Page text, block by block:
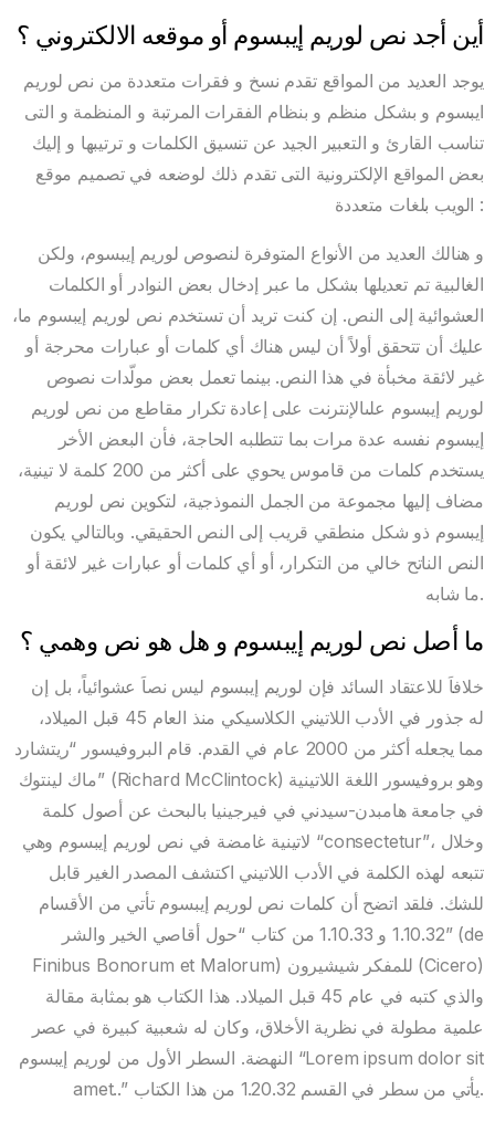
أين أجد نص لوريم إيبسوم أو موقعه الالكتروني ؟
يوجد العديد من المواقع تقدم نسخ و فقرات متعددة من نص لوريم
ايبسوم و بشكل منظم و بنظام الفقرات المرتبة و المنظمة و التى
تناسب القارئ و التعبير الجيد عن تنسيق الكلمات و ترتيبها و إليك
بعض المواقع الإلكترونية التى تقدم ذلك لوضعه في تصميم موقع
الويب بلغات متعددة :
و هنالك العديد من الأنواع المتوفرة لنصوص لوريم إيبسوم، ولكن
الغالبية تم تعديلها بشكل ما عبر إدخال بعض النوادر أو الكلمات
العشوائية إلى النص. إن كنت تريد أن تستخدم نص لوريم إيبسوم ما،
عليك أن تتحقق أولاً أن ليس هناك أي كلمات أو عبارات محرجة أو
غير لائقة مخبأة في هذا النص. بينما تعمل بعض مولّدات نصوص
لوريم إيبسوم علىالإنترنت على إعادة تكرار مقاطع من نص لوريم
إيبسوم نفسه عدة مرات بما تتطلبه الحاجة، فأن البعض الأخر
يستخدم كلمات من قاموس يحوي على أكثر من 200 كلمة لا تينية،
مضاف إليها مجموعة من الجمل النموذجية، لتكوين نص لوريم
إيبسوم ذو شكل منطقي قريب إلى النص الحقيقي. وبالتالي يكون
النص الناتح خالي من التكرار، أو أي كلمات أو عبارات غير لائقة أو
ما شابه.
ما أصل نص لوريم إيبسوم و هل هو نص وهمي ؟
خلافاَ للاعتقاد السائد فإن لوريم إيبسوم ليس نصاَ عشوائياً، بل إن
له جذور في الأدب اللاتيني الكلاسيكي منذ العام 45 قبل الميلاد،
مما يجعله أكثر من 2000 عام في القدم. قام البروفيسور “ريتشارد
ماك لينتوك” (Richard McClintock) وهو بروفيسور اللغة اللاتينية
في جامعة هامبدن-سيدني في فيرجينيا بالبحث عن أصول كلمة
لاتينية غامضة في نص لوريم إيبسوم وهي “consectetur”، وخلال
تتبعه لهذه الكلمة في الأدب اللاتيني اكتشف المصدر الغير قابل
للشك. فلقد اتضح أن كلمات نص لوريم إيبسوم تأتي من الأقسام
1.10.32 و 1.10.33 من كتاب “حول أقاصي الخير والشر” (de
Finibus Bonorum et Malorum) للمفكر شيشيرون (Cicero)
والذي كتبه في عام 45 قبل الميلاد. هذا الكتاب هو بمثابة مقالة
علمية مطولة في نظرية الأخلاق، وكان له شعبية كبيرة في عصر
النهضة. السطر الأول من لوريم إيبسوم “Lorem ipsum dolor sit
amet..” يأتي من سطر في القسم 1.20.32 من هذا الكتاب.